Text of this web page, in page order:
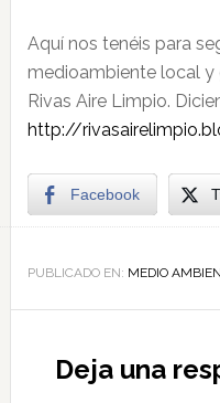
Aquí nos tenéis para
medioambiente local y
Rivas Aire Limpio.
http://
Facebook
PUBLICADO EN: MEDIO
Deja una